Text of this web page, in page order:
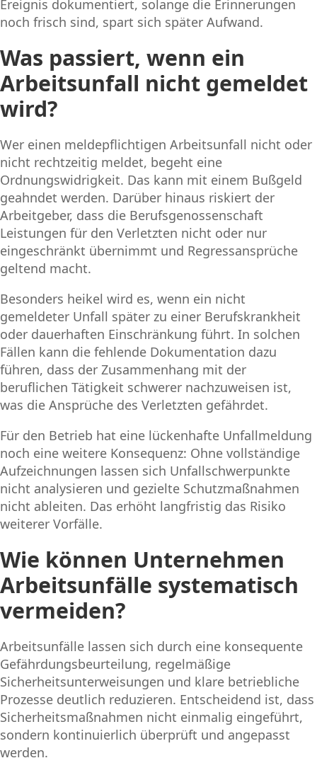
Ereignis dokumentiert, solange die Erinnerungen
noch frisch sind, spart sich später Aufwand.
Was passiert, wenn ein
Arbeitsunfall nicht gemeldet
wird?
Wer einen meldepflichtigen Arbeitsunfall nicht oder
nicht rechtzeitig meldet, begeht eine
Ordnungswidrigkeit. Das kann mit einem Bußgeld
geahndet werden. Darüber hinaus riskiert der
Arbeitgeber, dass die Berufsgenossenschaft
Leistungen für den Verletzten nicht oder nur
eingeschränkt übernimmt und Regressansprüche
geltend macht.
Besonders heikel wird es, wenn ein nicht
gemeldeter Unfall später zu einer Berufskrankheit
oder dauerhaften Einschränkung führt. In solchen
Fällen kann die fehlende Dokumentation dazu
führen, dass der Zusammenhang mit der
beruflichen Tätigkeit schwerer nachzuweisen ist,
was die Ansprüche des Verletzten gefährdet.
Für den Betrieb hat eine lückenhafte Unfallmeldung
noch eine weitere Konsequenz: Ohne vollständige
Aufzeichnungen lassen sich Unfallschwerpunkte
nicht analysieren und gezielte Schutzmaßnahmen
nicht ableiten. Das erhöht langfristig das Risiko
weiterer Vorfälle.
Wie können Unternehmen
Arbeitsunfälle systematisch
vermeiden?
Arbeitsunfälle lassen sich durch eine konsequente
Gefährdungsbeurteilung, regelmäßige
Sicherheitsunterweisungen und klare betriebliche
Prozesse deutlich reduzieren. Entscheidend ist, dass
Sicherheitsmaßnahmen nicht einmalig eingeführt,
sondern kontinuierlich überprüft und angepasst
werden.